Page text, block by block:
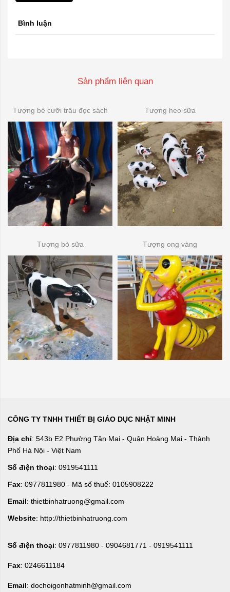
Bình luận
Sản phẩm liên quan
Tượng bé cưỡi trâu đọc sách Tượng heo sữa
Tượng bò sữa Tượng ong vàng
CÔNG TY TNHH THIẾT BỊ GIÁO DỤC NHẬT MINH
Địa chỉ: 543b E2 Phường Tân Mai - Quận Hoàng Mai - Thành
Phố Hà Nội - Việt Nam
Số điện thoại: 0919541111
Fax: 0977811980 - Mã số thuế: 0105908222
Email: thietbinhatruong@gmail.com
Website: http://thietbinhatruong.com
Số điện thoại: 0977811980 - 0904681771 - 0919541111
Fax: 0246611184
Email: dochoigonhatminh@gmail.com